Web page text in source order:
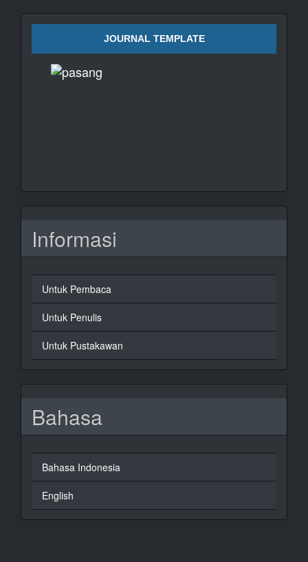
JOURNAL TEMPLATE
Informasi
Untuk Pembaca
Untuk Penulis
Untuk Pustakawan
Bahasa
Bahasa Indonesia
English